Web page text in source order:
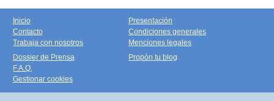
Inicio
Contacto
Trabaja con nosotros
Presentación
Condiciones generales
Menciones legales
Dossier de Prensa
F.A.Q.
Gestionar cookies
Propón tu blog